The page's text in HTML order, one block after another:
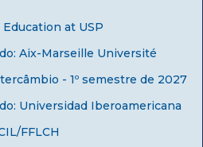
at USP
Aix-Marseille Université
- 1º semestre de 2027
Universidad Iberoamericana
FFLCH